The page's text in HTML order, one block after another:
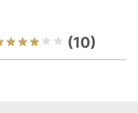
(10)